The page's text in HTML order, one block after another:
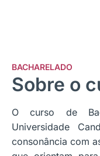
BACHARELADO
Sobre o
O curso de
Universidade
consonância com